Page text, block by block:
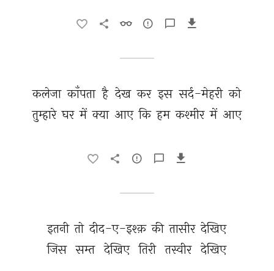
कलेजा काँपता है देख कर इस सर्द-मेहरी को
तुम्हारे घर में क्या आए कि हम कश्मीर में आए
इतनी तो दीद-ए-इश्क़ की तासीर देखिए
जिस सम्त देखिए तिरी तस्वीर देखिए